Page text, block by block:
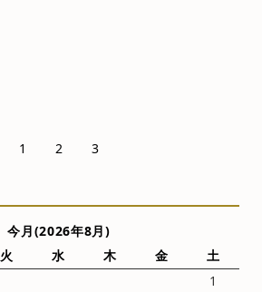
1 2 3
今月(2026年8月)
火 水 木 金
土
1